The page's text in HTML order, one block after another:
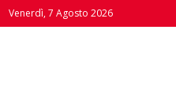
Venerdì, 7 Agosto 2026